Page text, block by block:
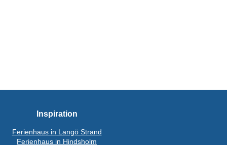
Inspiration
Ferienhaus in Langö Strand
Ferienhaus in Hindsholm